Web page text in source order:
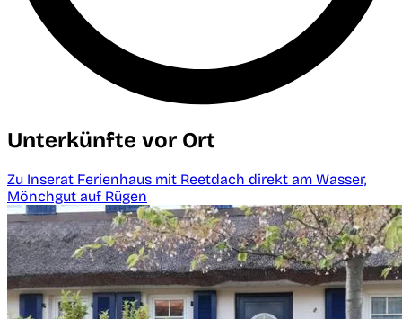
Unterkünfte vor Ort
Zu Inserat Ferienhaus mit Reetdach direkt am Wasser,
Mönchgut auf Rügen